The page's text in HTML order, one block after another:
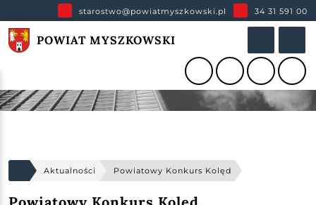
starostwo@powiatmyszkowski.pl 34 31 591 00
POWIAT MYSZKOWSKI
Aktualności Powiatowy Konkurs Kolęd